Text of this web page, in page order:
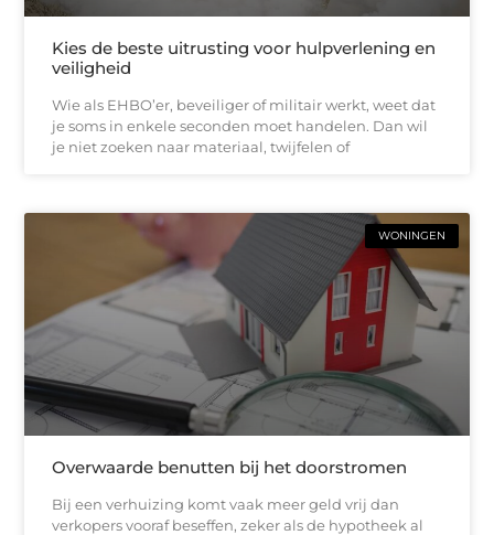
Kies de beste uitrusting voor hulpverlening en
veiligheid
Wie als EHBO’er, beveiliger of militair werkt, weet dat
je soms in enkele seconden moet handelen. Dan wil
je niet zoeken naar materiaal, twijfelen of
WONINGEN
Overwaarde benutten bij het doorstromen
Bij een verhuizing komt vaak meer geld vrij dan
verkopers vooraf beseffen, zeker als de hypotheek al